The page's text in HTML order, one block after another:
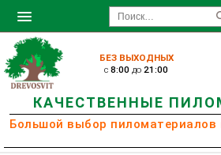
БЕЗ ВЫХОДНЫХ
c8:00 до21:00
КАЧЕСТВЕННЫЕ
Большой выбор